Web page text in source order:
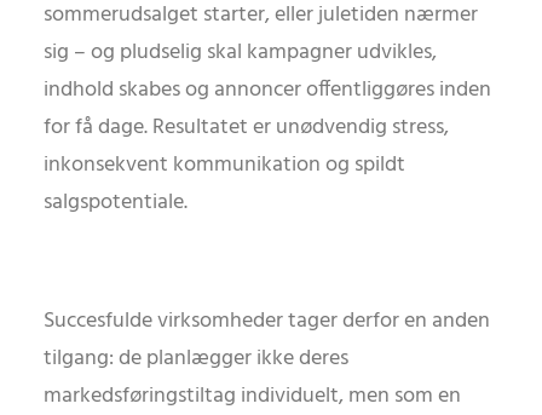
sommerudsalget starter, eller juletiden nærmer
sig – og pludselig skal kampagner udvikles,
indhold skabes og annoncer offentliggøres inden
for få dage. Resultatet er unødvendig stress,
inkonsekvent kommunikation og spildt
salgspotentiale.
Succesfulde virksomheder tager derfor en anden
tilgang: de planlægger ikke deres
markedsføringstiltag individuelt, men som en